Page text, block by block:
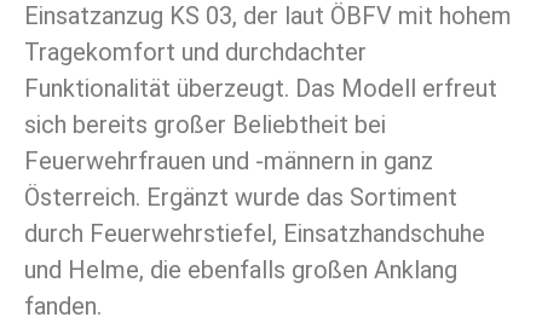
Einsatzanzug KS 03, der laut ÖBFV mit hohem
Tragekomfort und durchdachter
Funktionalität überzeugt. Das Modell erfreut
sich bereits großer Beliebtheit bei
Feuerwehrfrauen und -männern in ganz
Österreich. Ergänzt wurde das Sortiment
durch Feuerwehrstiefel, Einsatzhandschuhe
und Helme, die ebenfalls großen Anklang
fanden.